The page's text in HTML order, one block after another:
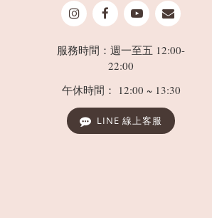
服務時間：週一至五 12:00-
22:00
午休時間： 12:00 ~ 13:30
LINE 線上客服